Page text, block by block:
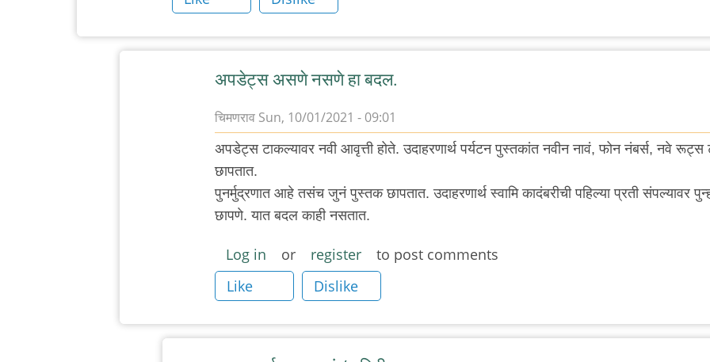
अपडेट्स असणे नसणे हा बदल.
चिमणराव Sun, 10/01/2021 - 09:01
In
reply
पुस्तक
by
अस्वल
अपडेट्स टाकल्यावर नवी आवृत्ती होते. उदाहरणार्थ पर्यटन पुस्तकांत नवीन नावं, फोन नंबर्स, नवे रूट्स
छापतात.
पुनर्मुद्रणात आहे तसंच जुनं पुस्तक छापतात. उदाहरणार्थ स्वामि कादंबरीची पहिल्या प्रती संपल्यावर
छापणे. यात बदल काही नसतात.
Log in or register
to post comments
Like
Dislike